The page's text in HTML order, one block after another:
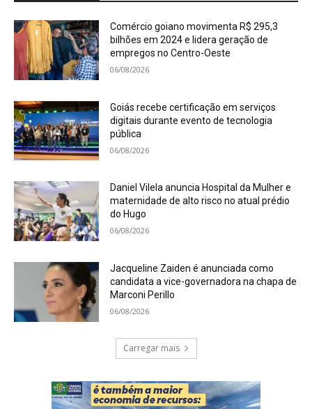
Comércio goiano movimenta R$ 295,3
bilhões em 2024 e lidera geração de
empregos no Centro-Oeste
06/08/2026
Goiás recebe certificação em serviços
digitais durante evento de tecnologia
pública
06/08/2026
Daniel Vilela anuncia Hospital da Mulher e
maternidade de alto risco no atual prédio
do Hugo
06/08/2026
Jacqueline Zaiden é anunciada como
candidata a vice-governadora na chapa de
Marconi Perillo
06/08/2026
Carregar mais